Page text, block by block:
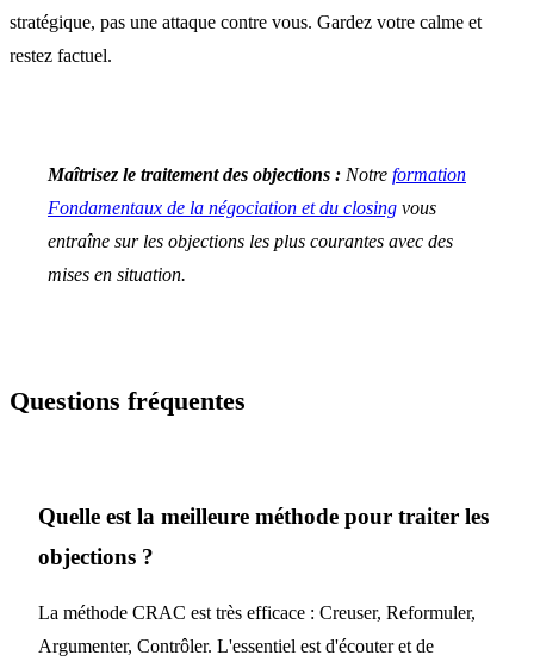
stratégique, pas une attaque contre vous. Gardez votre calme et
restez factuel.
Maîtrisez le traitement des objections : Notre formation
Fondamentaux de la négociation et du closing vous
entraîne sur les objections les plus courantes avec des
mises en situation.
Questions fréquentes
Quelle est la meilleure méthode pour traiter les
objections ?
La méthode CRAC est très efficace : Creuser, Reformuler,
Argumenter, Contrôler. L'essentiel est d'écouter et de